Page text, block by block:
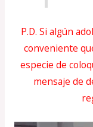
P.D. Si algún
conveniente
especie de
mensaje de